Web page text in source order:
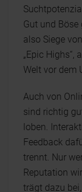
Gut und Böse
also Siege
„Epic Highs“,
Welt vor dem
Auch von
sind richtig
loben.
Feedback
trennt. Nur
Reputation
trägt dazu